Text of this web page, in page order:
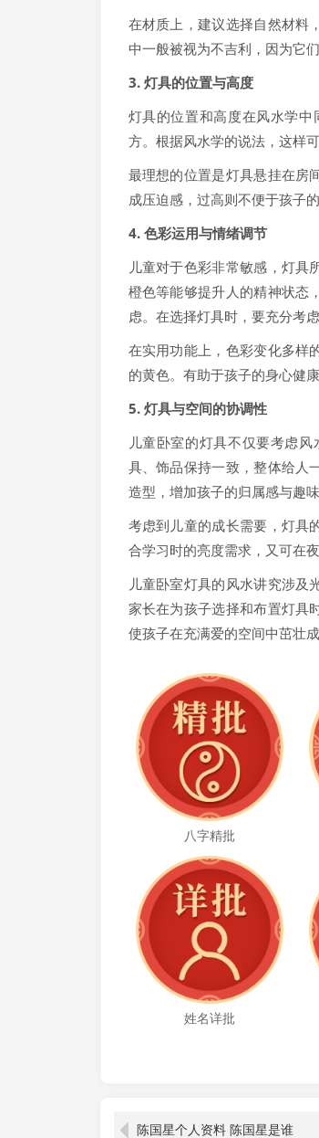
在材质上，建议选择自然材料
中一般被视为不吉利，因为它
3. 灯具的位置与高度
灯具的位置和高度在风水学
方。根据风水学的说法，这样
最理想的位置是灯具悬挂在房
成压迫感，过高则不便于孩子
4. 色彩运用与情绪调节
儿童对于色彩非常敏感，灯具
橙色等能够提升人的精神状态
虑。在选择灯具时，要充分考虑
在实用功能上，色彩变化多样
的黄色。有助于孩子的身心健
5. 灯具与空间的协调性
儿童卧室的灯具不仅要考虑
具、饰品保持一致，整体给人
造型，增加孩子的归属感与趣味
考虑到儿童的成长需要，灯具
合学习时的亮度需求，又可在
儿童卧室灯具的风水讲究涉及
家长在为孩子选择和布置灯具
使孩子在充满爱的空间中茁壮成
八字精批
姓名详批
陈国星个人资料 陈国星是谁